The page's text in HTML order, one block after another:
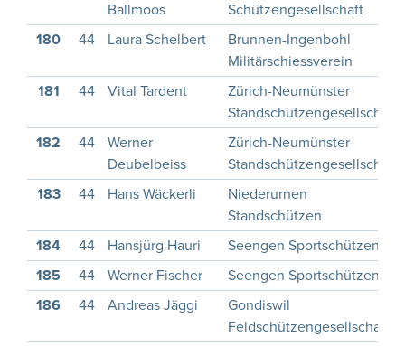
Ballmoos
Schützengesellschaft
180
44 Laura Schelbert
Brunnen-Ingenbohl
Militärschiessverein
181
44 Vital Tardent
Zürich-Neumünster
Standschützengesellschaft
182
44
Werner
Deubelbeiss
Zürich-Neumünster
Standschützengesellschaft
183
44 Hans Wäckerli
Niederurnen
Standschützen
184
44 Hansjürg Hauri
Seengen Sportschützen
185
44 Werner Fischer
Seengen Sportschützen
186
44 Andreas Jäggi
Gondiswil
Feldschützengesellschaft